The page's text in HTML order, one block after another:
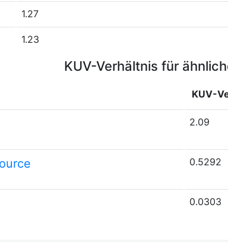
1.27
1.23
KUV-Verhältnis für
KUV-
2.09
0.5292
0.0303